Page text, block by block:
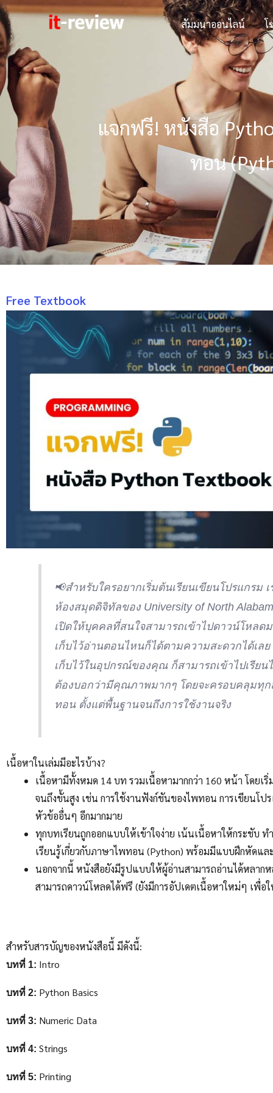
Skip
to
content
สัมมนาออนไลน์ โ
แจกฟรี! หนังสือ
ทอน
Free Textbook
📢สำหรับใครอยากเริ่มต้นเรียนเขียนโปรแกรม
ห้องสมุดดิจิทัลของ University of North
เปิดให้บุคคลที่สนใจสามารถเข้าไปดาวน์โหลด
เก็บไว้อ่านตอนไหนก็ได้ตามความสะดวกได้เล
เก็บไว้ในอุปกรณ์ของคุณ ก็สามารถเข้าไปเรีย
ต้องบอกว่ามีคุณภาพมากๆ โดยจะครอบคลุมทุ
ทอน ตั้งแต่พื้นฐานจนถึงการใช้งานจริง
เนื้อหาในเล่มมีอะไรบ้าง?
เนื้อหามีทั้งหมด 14 บท รวมเนื้อหามากกว่า 160 หน้า โดย
จนถึงขั้นสูง เช่น การใช้งานฟังก์ชันของไพทอน การเขียนโป
หัวข้ออื่นๆ อีกมากมาย
ทุกบทเรียนถูกออกแบบให้เข้าใจง่าย เน้นเนื้อหาให้กระชับ
เรียนรู้เกี่ยวกับภาษาไพทอน (Python) พร้อมมีแบบฝึกหัดแล
นอกจากนี้ หนังสือยังมีรูปแบบให้ผู้อ่านสามารถอ่านได้หลาก
สามารถดาวน์โหลดได้ฟรี (ยังมีการอัปเดตเนื้อหาใหม่ๆ เพื่
สำหรับสารบัญของหนังสือนี้ มีดังนี้:
บทที่ 1: Intro
บทที่ 2: Python Basics
บทที่ 3: Numeric Data
บทที่ 4: Strings
บทที่ 5: Printing